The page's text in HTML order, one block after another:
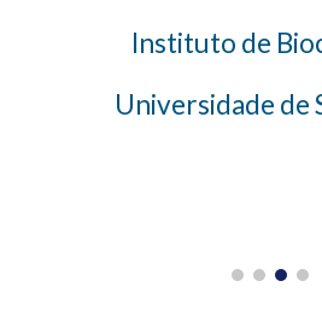
Instituto de
Universidade de